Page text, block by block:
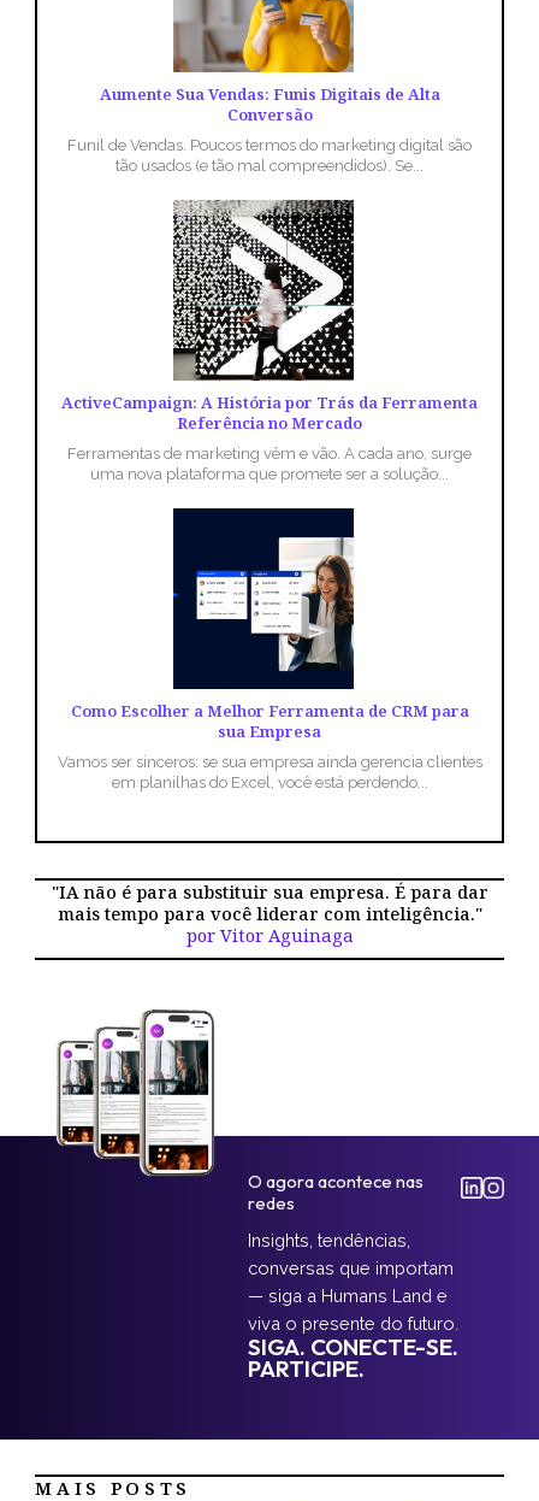
Aumente Sua Vendas: Funis Digitais de Alta
Conversão
Funil de Vendas. Poucos termos do marketing digital são
tão usados (e tão mal compreendidos). Se...
ActiveCampaign: A História por Trás da Ferramenta
Referência no Mercado
Ferramentas de marketing vêm e vão. A cada ano, surge
uma nova plataforma que promete ser a solução...
Como Escolher a Melhor Ferramenta de CRM para
sua Empresa
Vamos ser sinceros: se sua empresa ainda gerencia clientes
em planilhas do Excel, você está perdendo...
"IA não é para substituir sua empresa. É para dar
mais tempo para você liderar com inteligência."
por Vitor Aguinaga
O agora acontece nas
redes
Insights, tendências,
conversas que importam
— siga a Humans Land e
viva o presente do futuro.
SIGA. CONECTE-SE.
PARTICIPE.
MAIS POSTS